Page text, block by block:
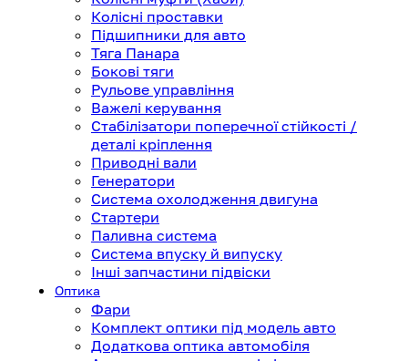
Колісні проставки
Підшипники для авто
Тяга Панара
Бокові тяги
Рульове управління
Важелі керування
Стабілізатори поперечної стійкості /
деталі кріплення
Приводні вали
Генератори
Система охолодження двигуна
Стартери
Паливна система
Система впуску й випуску
Інші запчастини підвіски
Оптика
Фари
Комплект оптики під модель авто
Додаткова оптика автомобіля